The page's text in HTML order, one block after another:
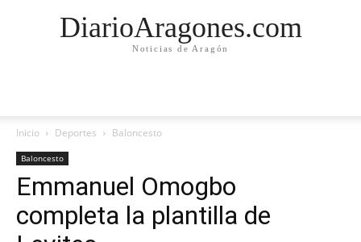
DiarioAragones.com
Noticias de Aragón
Inicio Deportes Baloncesto
Baloncesto
Emmanuel Omogbo
completa la plantilla de